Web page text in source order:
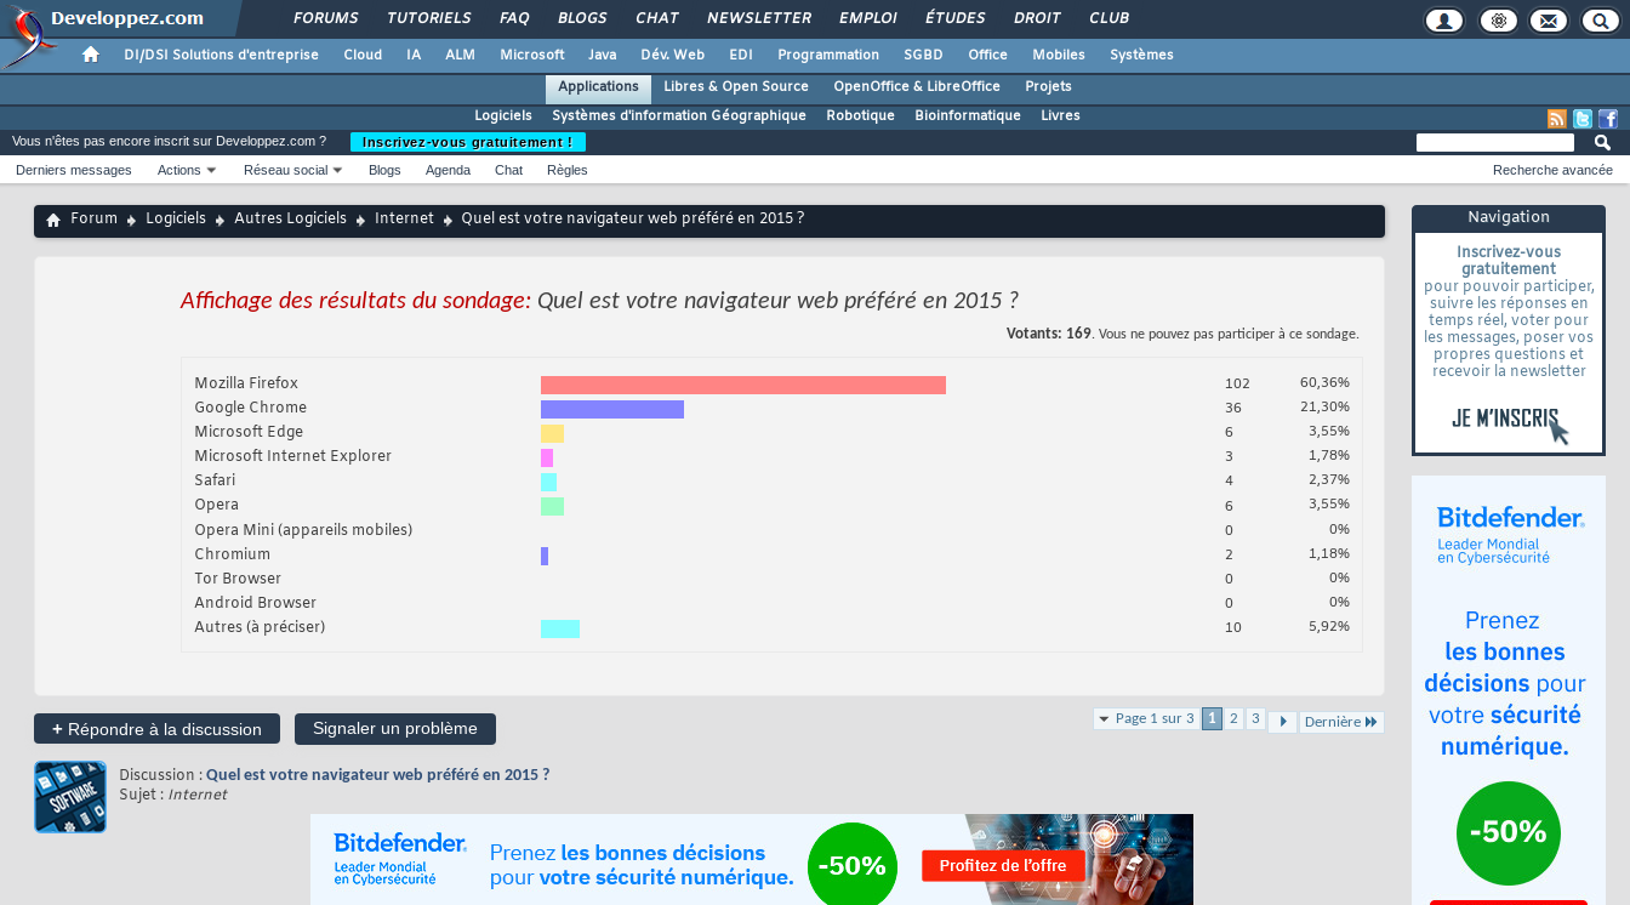
FORUMS TUTORIELS FAQ BLOGS CHAT NEWSLETTER EMPLOI ÉTUDES DROIT CLUB
DI/DSI Solutions d'entreprise Cloud IA ALM Microsoft Java Dév. Web EDI Programmation SGBD Office Mobiles
Systèmes
Applications
Libres & Open Source OpenOffice & LibreOffice
Projets
Logiciels
Systèmes d'information Géographique Robotique Bioinformatique Livres
Navigation
Inscrivez-vous
gratuitement
pour pouvoir participer,
suivre les réponses en
temps réel, voter pour
les messages, poser vos
propres questions et
recevoir la newsletter
Vous n'êtes pas encore inscrit sur Developpez.com ?
Inscrivez-vous gratuitement !
Derniers messages
Actions Réseau social Blogs Agenda Chat Règles Recherche avancée
Forum Logiciels Autres Logiciels Internet Quel est votre navigateur web préféré en 2015 ?
Affichage des résultats du sondage: Quel est votre navigateur web préféré en 2015 ?
Votants 169. Vous ne pouvez pas participer à ce sondage.
Mozilla Firefox 102 60,36%
Google Chrome 36 21,30%
Microsoft Edge 6 3,55%
Microsoft Internet Explorer 3 1,78%
Safari 4 2,37%
Opera 6 3,55%
Opera Mini (appareils mobiles) 0 0%
Chromium 2 1,18%
Tor Browser 0 0%
Android Browser 0 0%
Autres (à préciser) 10 5,92%
+ Répondre à la discussion Signaler un problème Page 1 sur 3 1 2 3 Dernière
Discussion : Quel est votre navigateur web préféré en 2015 ?
Sujet : Internet